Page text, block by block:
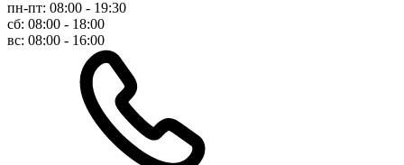
пн-пт: 08:00 - 19:30
сб: 08:00 - 18:00
вс: 08:00 - 16:00